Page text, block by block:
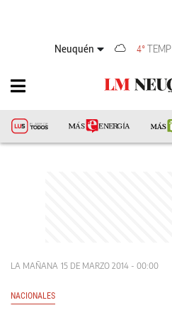
Neuquén 4°TEMP
LA MAÑANA 15 DE MARZO 2014 - 00:00
NACIONALES